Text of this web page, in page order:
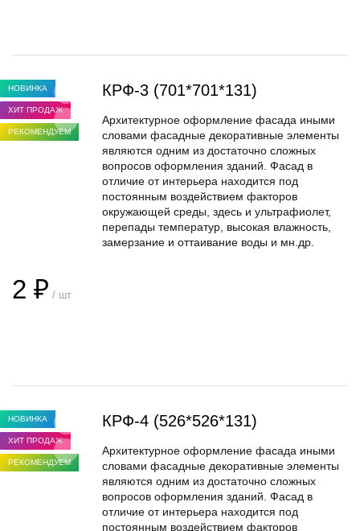
НОВИНКА
ХИТ ПРОДАЖ
РЕКОМЕНДУЕМ
КРФ-3 (701*701*131)
Архитектурное оформление фасада иными
словами фасадные декоративные элементы
являются одним из достаточно сложных
вопросов оформления зданий. Фасад в
отличие от интерьера находится под
постоянным воздействием факторов
окружающей среды, здесь и ультрафиолет,
перепады температур, высокая влажность,
замерзание и оттаивание воды и мн.др.
2 ₽ / шт
НОВИНКА
ХИТ ПРОДАЖ
РЕКОМЕНДУЕМ
КРФ-4 (526*526*131)
Архитектурное оформление фасада иными
словами фасадные декоративные элементы
являются одним из достаточно сложных
вопросов оформления зданий. Фасад в
отличие от интерьера находится под
постоянным воздействием факторов